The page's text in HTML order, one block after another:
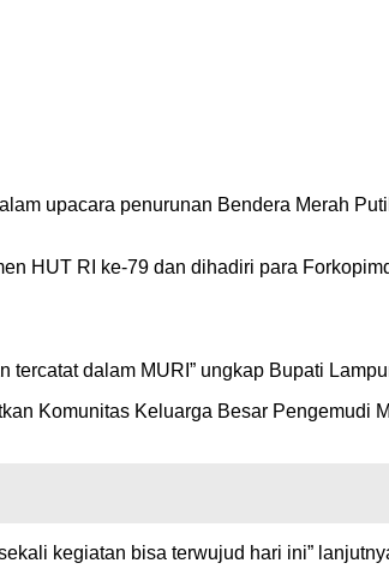
upacara penurunan Bendera Merah
HUT RI ke-79 dan dihadiri para
dalam MURI” ungkap Bupati
Komunitas Keluarga Besar Pengemudi
kegiatan bisa terwujud hari ini”